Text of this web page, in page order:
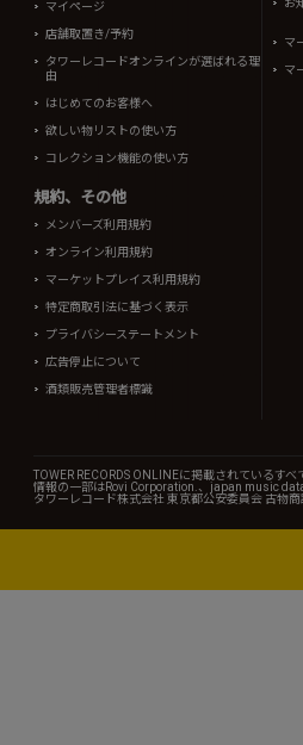
マイページ
店舗取置き/予約
タワーレコードオンラインが選ばれる理
由
はじめてのお客様へ
欲しい物リストの使い方
コレクション機能の使い方
規約、その他
メンバーズ利用規約
オンライン利用規約
マーケットプレイス利用規約
特定商取引法に基づく表示
プライバシーステートメント
広告停止について
酒類販売管理者標識
お
マ
マ
TOWER RECORDS ONLINEに掲載されているす
情報の一部はRovi Corporation.、japan music
タワーレコード株式会社 東京都公安委員会 古物